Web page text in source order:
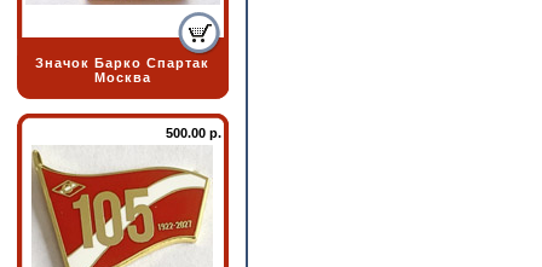
Значок Барко Спартак
Москва
500.00 р.